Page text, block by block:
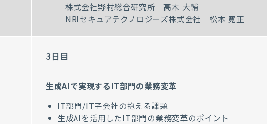
株式会社野村総合研究所 高木 大輔
NRIセキュアテクノロジーズ株式会社 松本 寛正
3日目
生成AIで実現するIT部門の業務変革
IT部門/IT子会社の抱える課題
生成AIを活用したIT部門の業務変革のポイント